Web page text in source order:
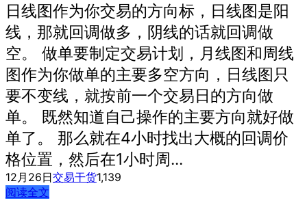
日线图作为你交易的方向标，日线图是阳
线，那就回调做多，阴线的话就回调做
空。 做单要制定交易计划，月线图和周线
图作为你做单的主要多空方向，日线图只
要不变线，就按前一个交易日的方向做
单。 既然知道自己操作的主要方向就好做
单了。 那么就在4小时找出大概的回调价
格位置，然后在1小时周...
12月26日交易干货1,139
阅读全文